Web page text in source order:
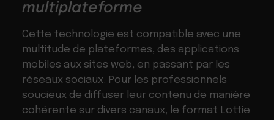
multiplateforme
Cette technologie est compatible avec une
multitude de plateformes, des applications
mobiles aux sites web, en passant par les
réseaux sociaux. Pour les professionnels
soucieux de diffuser leur contenu de manière
cohérente sur divers canaux, le format Lottie